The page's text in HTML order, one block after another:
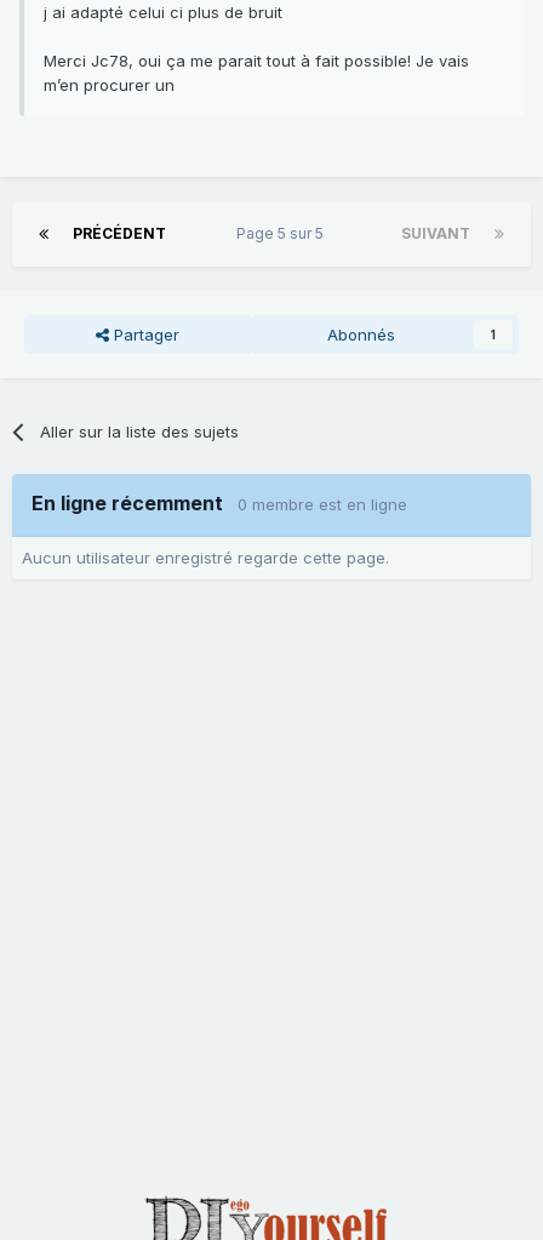
j ai adapté celui ci plus de bruit
Merci Jc78, oui ça me parait tout à fait possible! Je vais
m’en procurer un
PRÉCÉDENT SUIVANT
Page 5 sur 5
Partager Abonnés 1
Aller sur la liste des sujets
En ligne récemment 0 membre est en ligne
Aucun utilisateur enregistré regarde cette page.